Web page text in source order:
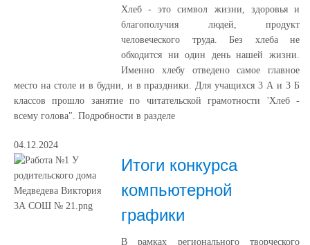
Хлеб - это символ жизни, здоровья и
благополучия людей, продукт
человеческого труда. Без хлеба не
обходится ни один день нашей жизни.
Именно хлебу отведено самое главное
место на столе и в будни, и в праздники. Для учащихся 3 А и 3 Б
классов прошло занятие по читательской грамотности 'Хлеб -
всему голова". Подробности в разделе
04.12.2024
Итоги конкурса
компьютерной
графики
В рамках регионального творческого